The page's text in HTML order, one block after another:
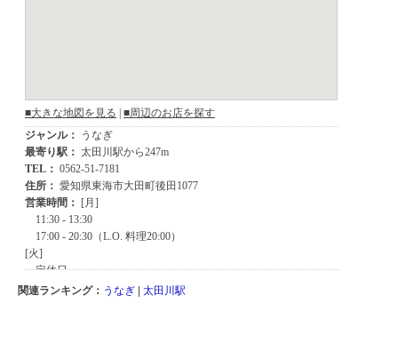
関連ランキング： うなぎ 太田川駅